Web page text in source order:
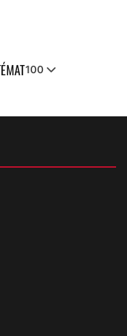
100